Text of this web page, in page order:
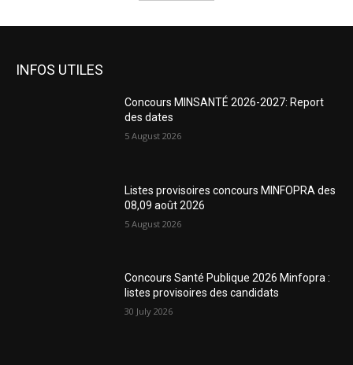
INFOS UTILES
Concours MINSANTÉ 2026-2027: Report
des dates
5 August 2026
Listes provisoires concours MINFOPRA des
08,09 août 2026
5 August 2026
Concours Santé Publique 2026 Minfopra :
listes provisoires des candidats
30 July 2026